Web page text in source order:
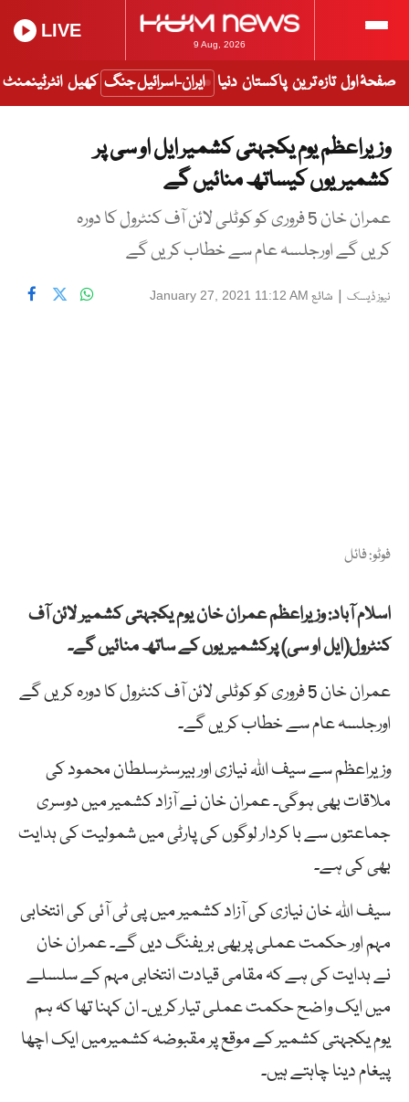
9 Aug, 2026
LIVE
صفحۂ اول تازہ ترین پاکستان دنیا ایران-اسرائیل جنگ کھیل انٹرٹینمنٹ
وزیراعظم یوم یکجہتی کشمیر ایل او سی پر
کشمیریوں کیساتھ منائیں گے
عمران خان 5 فروری کو کوٹلی لائن آف کنٹرول کا دورہ
کریں گے اورجلسہ عام سے خطاب کریں گے
نیوز ڈیسک | شائع January 27, 2021 11:12 AM
فوٹو: فائل
اسلام آباد: وزیراعظم عمران خان یوم یکجہتی کشمیر لائن آف
کنٹرول(ایل او سی) پرکشمیریوں کے ساتھ منائیں گے۔
عمران خان 5 فروری کو کوٹلی لائن آف کنٹرول کا دورہ کریں گے
اورجلسہ عام سے خطاب کریں گے۔
وزیراعظم سے سیف اللہ نیازی اور بیرسٹرسلطان محمود کی
ملاقات بھی ہوگی۔ عمران خان نے آزاد کشمیر میں دوسری
جماعتوں سے با کردار لوگوں کی پارٹی میں شمولیت کی ہدایت
بھی کی ہے۔
سیف اللہ خان نیازی کی آزاد کشمیر میں پی ٹی آئی کی انتخابی
مہم اور حکمت عملی پربھی بریفنگ دیں گے۔ عمران خان
نے ہدایت کی ہے کہ مقامی قیادت انتخابی مہم کے سلسلے
میں ایک واضح حکمت عملی تیار کریں۔ ان کہنا تھا کہ ہم
یوم یکجہتی کشمیر کے موقع پر مقبوضہ کشمیرمیں ایک اچھا
پیغام دینا چاہتے ہیں۔